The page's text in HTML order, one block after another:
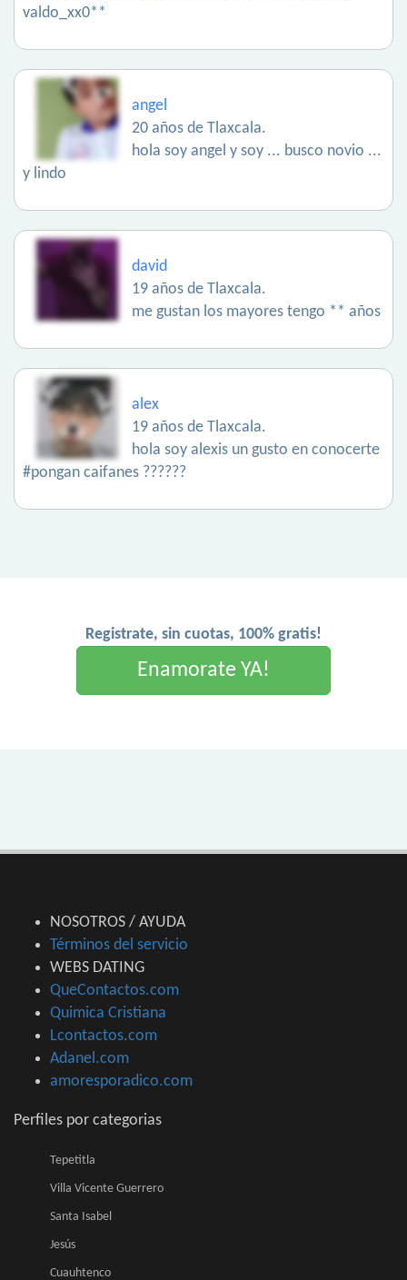
valdo_xx0**
angel
20 años de Tlaxcala.
hola soy angel y soy ... busco novio ...
y lindo
david
19 años de Tlaxcala.
me gustan los mayores tengo ** años
alex
19 años de Tlaxcala.
hola soy alexis un gusto en conocerte
#pongan caifanes ??????
Registrate, sin cuotas, 100% gratis!
Enamorate YA!
NOSOTROS / AYUDA
Términos del servicio
WEBS DATING
QueContactos.com
Quimica Cristiana
Lcontactos.com
Adanel.com
amoresporadico.com
Perfiles por categorias
Tepetitla
Villa Vicente Guerrero
Santa Isabel
Jesús
Cuauhtenco